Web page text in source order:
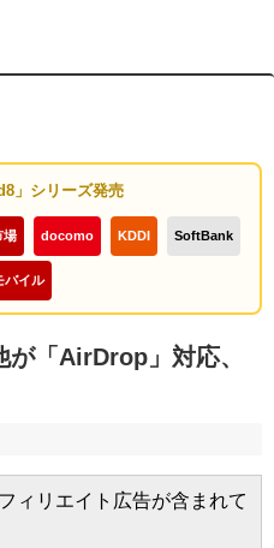
」シリーズ発売
場 docomo KDDI SoftBank
バイル
「AirDrop」対応、
ィリエイト広告が含まれて